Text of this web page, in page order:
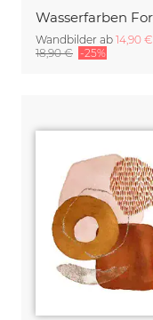
Wandbilder ab 14,90 €
18,90 € -25%